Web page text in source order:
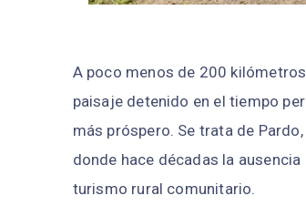
A poco menos de 200
paisaje detenido en el tiempo
más próspero. Se trata de
donde hace décadas la
turismo rural comunitario.